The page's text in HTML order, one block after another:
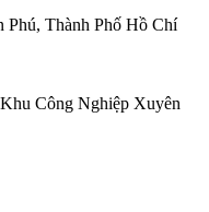
Phú, Thành Phố Hồ Chí
Công Nghiệp Xuyên